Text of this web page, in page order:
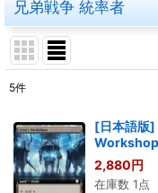
兄弟戦争 統率者
並び順:
5件
[日本語版
2,880円
在庫数 1点